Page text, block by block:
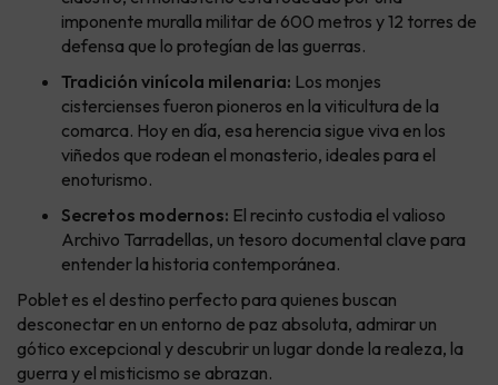
imponente muralla militar de 600 metros y 12 torres de
defensa que lo protegían de las guerras.
Tradición vinícola milenaria: Los monjes
cistercienses fueron pioneros en la viticultura de la
comarca. Hoy en día, esa herencia sigue viva en los
viñedos que rodean el monasterio, ideales para el
enoturismo.
Secretos modernos: El recinto custodia el valioso
Archivo Tarradellas, un tesoro documental clave para
entender la historia contemporánea.
Poblet es el destino perfecto para quienes buscan
desconectar en un entorno de paz absoluta, admirar un
gótico excepcional y descubrir un lugar donde la realeza, la
guerra y el misticismo se abrazan.